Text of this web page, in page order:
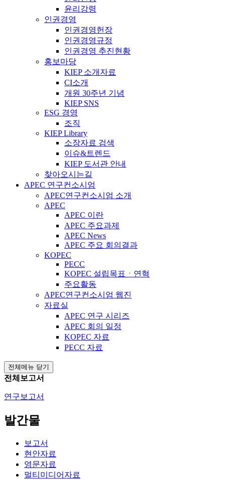
윤리강령
인권경영
인권경영헌장
인권경영규정
인권경영 추진현황
홍보마당
KIEP 소개자료
CI소개
개원 30주년 기념
KIEP SNS
ESG 경영
조직
KIEP Library
소장자료 검색
이슈&트렌드
KIEP 도서관 안내
찾아오시는길
APEC 연구컨소시엄
APEC연구컨소시엄 소개
APEC
APEC 이란
APEC 주요과제
APEC News
APEC 주요 회의결과
KOPEC
PECC
KOPEC 설립목표ㆍ연혁
주요활동
APEC연구컨소시엄 웹진
자료실
APEC 연구 시리즈
APEC 회의 일정
KOPEC 자료
PECC 자료
전체메뉴 닫기
전체보고서
연구보고서
발간물
보고서
현안자료
영문자료
멀티미디어자료